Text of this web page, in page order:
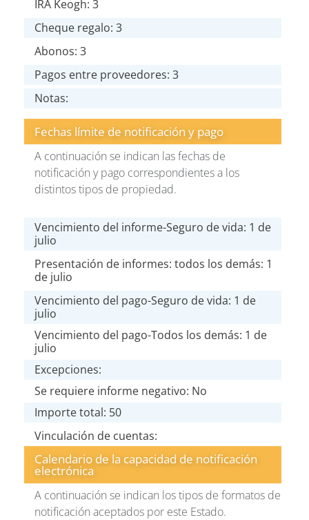
IRA Keogh: 3
Cheque regalo: 3
Abonos: 3
Pagos entre proveedores: 3
Notas:
Fechas límite de notificación y pago
A continuación se indican las fechas de
notificación y pago correspondientes a los
distintos tipos de propiedad.
Vencimiento del informe-Seguro de vida: 1 de
julio
Presentación de informes: todos los demás: 1
de julio
Vencimiento del pago-Seguro de vida: 1 de
julio
Vencimiento del pago-Todos los demás: 1 de
julio
Excepciones:
Se requiere informe negativo: No
Importe total: 50
Vinculación de cuentas:
Calendario de la capacidad de notificación
electrónica
A continuación se indican los tipos de formatos de
notificación aceptados por este Estado.